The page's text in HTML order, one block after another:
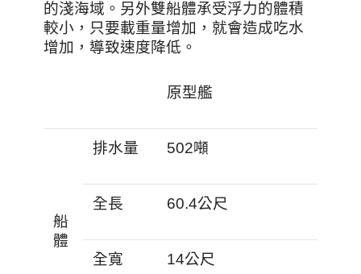
的淺海域。另外雙船體承受浮力的體積
較小，只要載重量增加，就會造成吃水
增加，導致速度降低。
原型艦
船
體
排水量 502噸
全長 60.4公尺
全寬 14公尺